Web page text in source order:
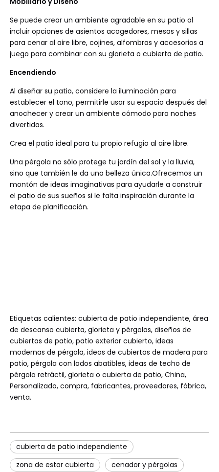
Se puede crear un ambiente agradable en su patio al
incluir opciones de asientos acogedores, mesas y sillas
para cenar al aire libre, cojines, alfombras y accesorios a
juego para combinar con su glorieta o cubierta de patio.
Encendiendo
Al diseñar su patio, considere la iluminación para
establecer el tono, permitirle usar su espacio después del
anochecer y crear un ambiente cómodo para noches
divertidas.
Crea el patio ideal para tu propio refugio al aire libre.
Una pérgola no sólo protege tu jardín del sol y la lluvia,
sino que también le da una belleza única.Ofrecemos un
montón de ideas imaginativas para ayudarle a construir
el patio de sus sueños si le falta inspiración durante la
etapa de planificación.
Etiquetas calientes: cubierta de patio independiente, área
de descanso cubierta, glorieta y pérgolas, diseños de
cubiertas de patio, patio exterior cubierto, ideas
modernas de pérgola, ideas de cubiertas de madera para
patio, pérgola con lados abatibles, ideas de techo de
pérgola retráctil, glorieta o cubierta de patio, China,
Personalizado, compra, fabricantes, proveedores, fábrica,
venta.
cubierta de patio independiente
zona de estar cubierta
cenador y pérgolas